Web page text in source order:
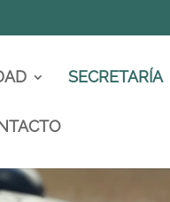
SECRETARÍA